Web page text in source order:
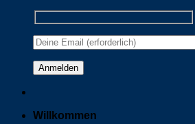
Please leave this field empty.
Willkommen